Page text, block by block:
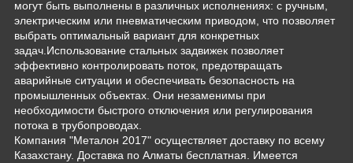
могут быть выполнены в различных исполнениях: с ручным,
электрическим или пневматическим приводом, что позволяет
выбрать оптимальный вариант для конкретных
задач.Использование стальных задвижек позволяет
эффективно контролировать поток, предотвращать
аварийные ситуации и обеспечивать безопасность на
промышленных объектах. Они незаменимы при
необходимости быстрого отключения или регулирования
потока в трубопроводах.
Компания "Металон 2017" осуществляет доставку по всему
Казахстану. Доставка по Алматы бесплатная. Имеется